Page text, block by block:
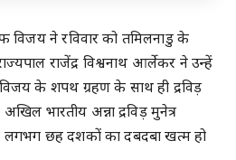
विजय ने रविवार को तमिलनाडु के
राजेंद्र विश्वनाथ आर्लेकर ने उन्हें
के शपथ ग्रहण के साथ ही द्रविड़
भारतीय अन्ना द्रविड़ मुनेत्र
छह दशकों का दबदबा खत्म हो